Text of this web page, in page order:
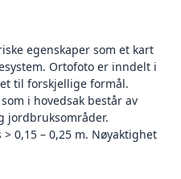
egenskaper som et kart
Ortofoto er inndelt i
til forskjellige formål.
i hovedsak består av
jordbruksområder.
0,15 – 0,25 m. Nøyaktighet